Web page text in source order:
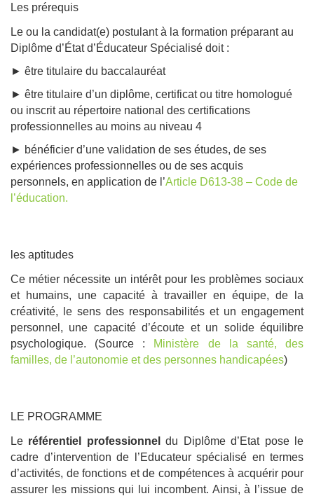
Les prérequis
Le ou la candidat(e) postulant à la formation préparant au
Diplôme d’État d’Éducateur Spécialisé doit :
► être titulaire du baccalauréat
► être titulaire d’un diplôme, certificat ou titre homologué
ou inscrit au répertoire national des certifications
professionnelles au moins au niveau 4
► bénéficier d’une validation de ses études, de ses
expériences professionnelles ou de ses acquis
personnels, en application de l’Article D613-38 – Code de
l’éducation.
les aptitudes
Ce métier nécessite un intérêt pour les problèmes sociaux
et humains, une capacité à travailler en équipe, de la
créativité, le sens des responsabilités et un engagement
personnel, une capacité d’écoute et un solide équilibre
psychologique. (Source : Ministère de la santé, des
familles, de l’autonomie et des personnes handicapées)
LE PROGRAMME
Le référentiel professionnel
du Diplôme d’Etat pose le
cadre d’intervention de l’Educateur spécialisé en termes
d’activités, de fonctions et de compétences à acquérir pour
assurer les missions qui lui incombent. Ainsi, à l’issue de